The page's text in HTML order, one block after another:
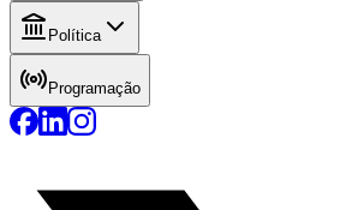
Política
Programação